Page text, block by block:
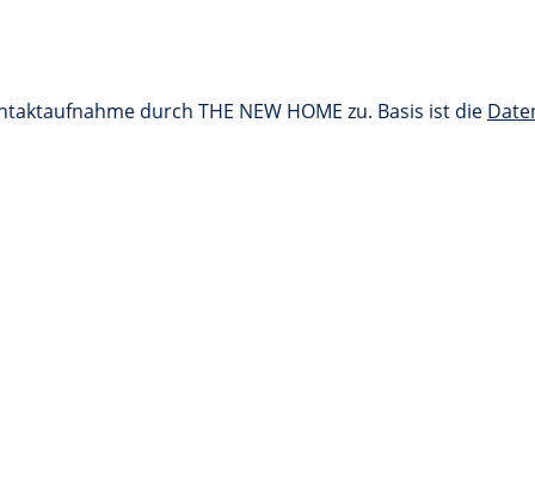
durch THE NEW HOME zu. Basis ist die